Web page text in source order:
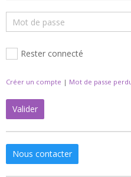
Rester connecté
Créer un compte | Mot de passe
Valider
Nous contacter